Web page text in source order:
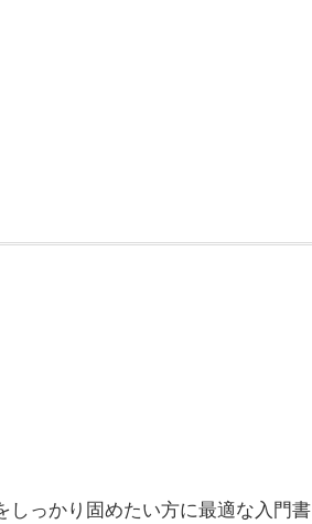
しっかり固めたい方に最適な入門書